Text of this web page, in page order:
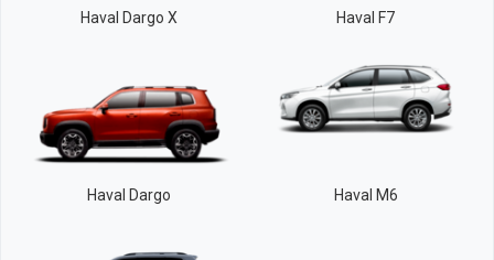
Haval Dargo X Haval F7
Haval Dargo Haval M6